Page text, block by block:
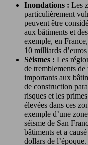
Inondations : Les
particulièrement
peuvent être
aux bâtiments et
exemple, en
10 milliards
Séismes : Les
de tremblements
importants aux
de construction
risques et les
élevées dans ces
exemple d’une
séisme de San
bâtiments et a
dollars de l’époque.